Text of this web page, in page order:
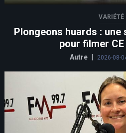
VARIÉTÉ
Plongeons huards : une
pour filmer
Autre 2026-08-